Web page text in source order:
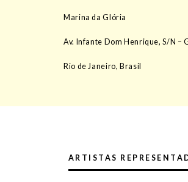
Marina da Glória
Av. Infante Dom Henrique, S/N –
Rio de Janeiro, Brasil
ARTISTAS